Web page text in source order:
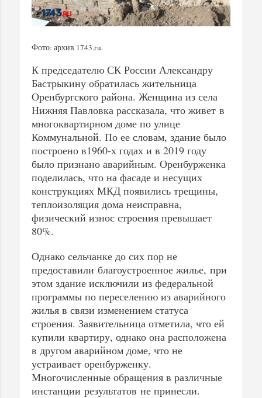
Фото: архив 1743.ru.
К председателю СК России Александру
Бастрыкину обратилась жительница
Оренбургского района. Женщина из села
Нижняя Павловка рассказала, что живет в
многоквартирном доме по улице
Коммунальной. По ее словам, здание было
построено в1960-х годах и в 2019 году
было признано аварийным. Оренбурженка
поделилась, что на фасаде и несущих
конструкциях МКД появились трещины,
теплоизоляция дома неисправна,
физический износ строения превышает
80%.
Однако сельчанке до сих пор не
предоставили благоустроенное жилье, при
этом здание исключили из федеральной
программы по переселению из аварийного
жилья в связи изменением статуса
строения. Заявительница отметила, что ей
купили квартиру, однако она расположена
в другом аварийном доме, что не
устраивает оренбурженку.
Многочисленные обращения в различные
инстанции результатов не принесли.